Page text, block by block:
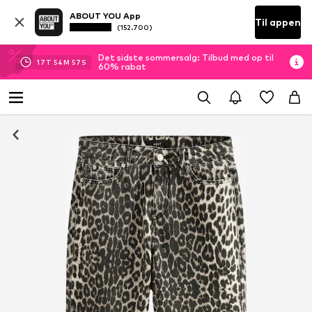
ABOUT YOU App
(152.700) Til appen
17 T 54M 56 S
Det sidste sommersalg: Tilbud med op til
60% rabat